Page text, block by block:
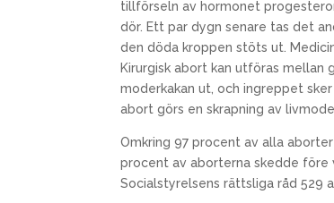
tillförseln av hormonet
dör. Ett par dygn senare tas det
den döda kroppen stöts ut.
Kirurgisk abort kan utföras mellan
moderkakan ut, och ingreppet
abort görs en skrapning av
Omkring 97 procent av alla
procent av aborterna skedde före
Socialstyrelsens rättsliga råd 529